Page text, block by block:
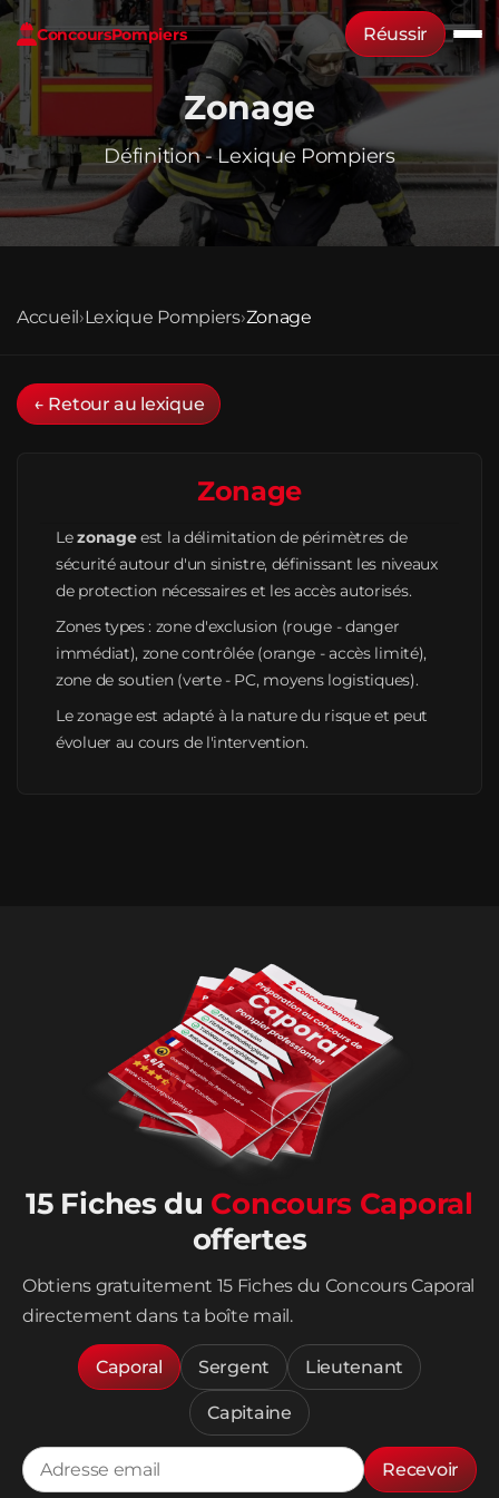
ConcoursPompiers Réussir
Zonage
Définition - Lexique Pompiers
Accueil›Lexique Pompiers›Zonage
← Retour au lexique
Zonage
Lezonageest la délimitation de périmètres de
sécurité autour d'un sinistre, définissant les niveaux
de protection nécessaires et les accès autorisés.
Zones types : zone d'exclusion (rouge - danger
immédiat), zone contrôlée (orange - accès limité),
zone de soutien (verte - PC, moyens logistiques).
Le zonage est adapté à la nature du risque et peut
évoluer au cours de l'intervention.
15 Fiches du Concours Caporal
offertes
Obtiens gratuitement 15 Fiches du Concours Caporal
directement dans ta boîte mail.
Caporal Sergent Lieutenant
Capitaine
Recevoir